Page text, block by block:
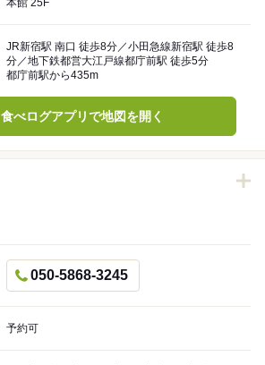
本館 25F
JR新宿駅 南口 徒歩8分／小田急線新宿駅 徒歩8
分／地下鉄都営大江戸線都庁前駅 徒歩5分
都庁前駅から435m
食べログアプリで地図を開く
050-5868-3245
予約可